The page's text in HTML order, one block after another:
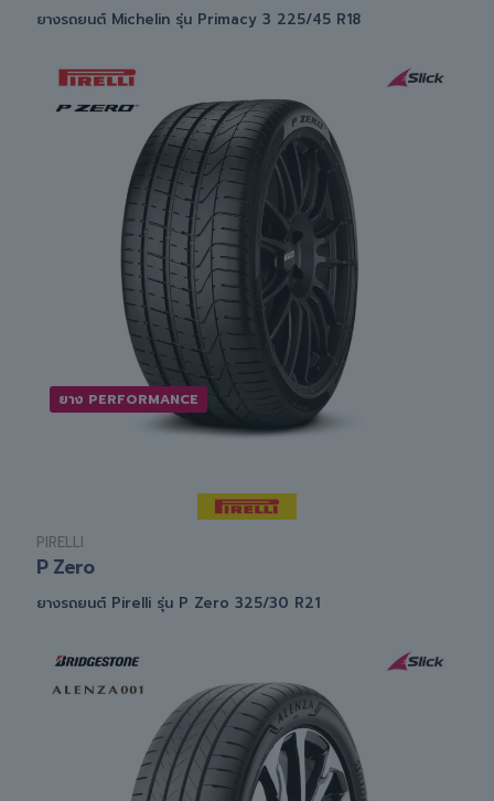
ยางรถยนต์ Michelin รุ่น Primacy 3 225/45 R18
ยาง PERFORMANCE
PIRELLI
P Zero
ยางรถยนต์ Pirelli รุ่น P Zero 325/30 R21